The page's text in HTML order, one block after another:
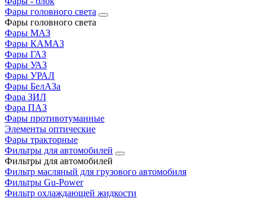
Фары головного света
Фары головного света
Фары МАЗ
Фары КАМАЗ
Фары ГАЗ
Фары УАЗ
Фары УРАЛ
Фары БелАЗа
Фара ЗИЛ
Фара ПАЗ
Фары противотуманные
Элементы оптические
Фары тракторные
Фильтры для автомобилей
Фильтры для автомобилей
Фильтр масляный для грузового автомобиля
Фильтры Gu-Power
Фильтр охлаждающей жидкости